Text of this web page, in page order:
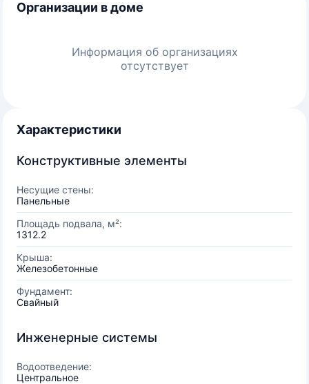
Организации в доме
Информация об организациях
отсутствует
Характеристики
Конструктивные элементы
Несущие стены:
Панельные
Площадь подвала, м²:
1312.2
Крыша:
Железобетонные
Фундамент:
Свайный
Инженерные системы
Водоотведение:
Центральное